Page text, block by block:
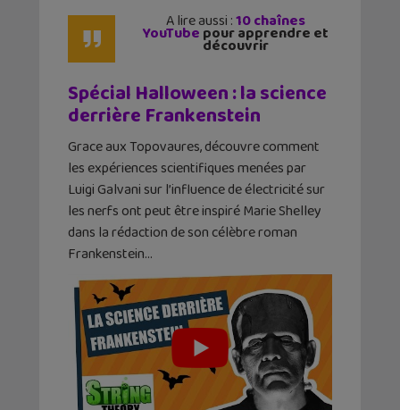
A lire aussi :10 chaînes
YouTube pour apprendre et
découvrir
Spécial Halloween : la science
derrière Frankenstein
Grace aux Topovaures, découvre comment
les expériences scientifiques menées par
Luigi Galvani sur l’influence de électricité sur
les nerfs ont peut être inspiré Marie Shelley
dans la rédaction de son célèbre roman
Frankenstein…